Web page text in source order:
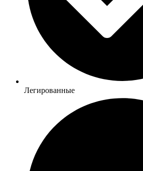
Легированные